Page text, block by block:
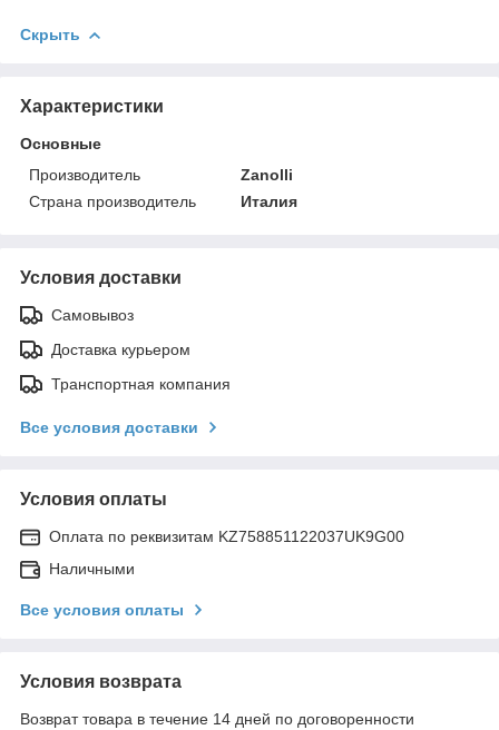
Скрыть
Характеристики
Основные
Производитель
Zanolli
Страна производитель
Италия
Условия доставки
Самовывоз
Доставка курьером
Транспортная компания
Все условия доставки
Условия оплаты
Оплата по реквизитам KZ758851122037UK9G00
Наличными
Все условия оплаты
Условия возврата
Возврат товара в течение 14 дней по договоренности